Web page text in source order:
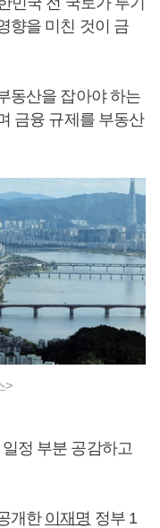
향을 미친 것이 금
동산을 잡아야 하는
금융 규제를 부동산
>
정 부분 공감하고
개한 이재명 정부 1